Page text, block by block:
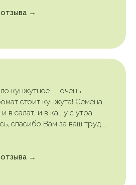
→
кунжутное — очень
стоит кунжута! Семена
в салат, и в кашу с утра.
спасибо Вам за ваш труд …
→